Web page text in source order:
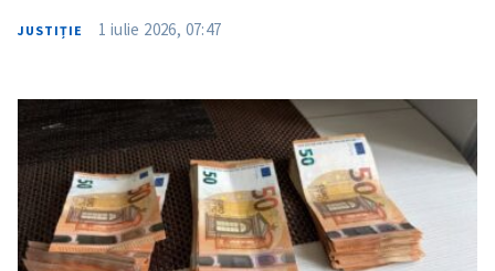
JUSTIȚIE 1 iulie 2026, 07:47